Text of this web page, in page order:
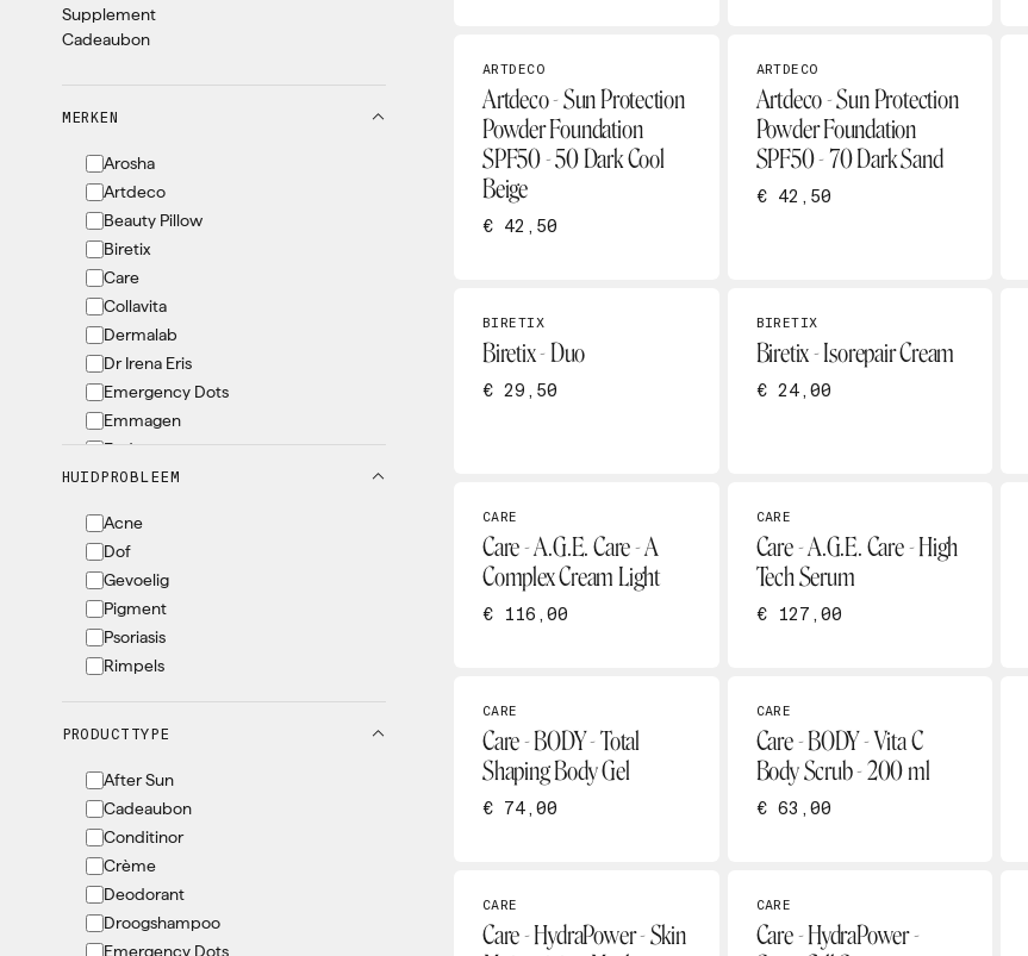
Supplement
Cadeaubon
MERKEN
Arosha
Artdeco
Beauty Pillow
Biretix
Care
Collavita
Dermalab
Dr Irena Eris
Emergency Dots
Emmagen
Endocare
EVY
Heliocare
Heltitude
Instituut Sensy
IOAN
Iraltone
Konjac
Miglot
Oolaboo
OY
PCA
pHformula
Philip Martins
Renophase
HUIDPROBLEEM
Acne
Dof
Gevoelig
Pigment
Psoriasis
Rimpels
PRODUCTTYPE
After Sun
Cadeaubon
Conditinor
Crème
Deodorant
Droogshampoo
Emergency Dots
ARTDECO
Artdeco - Sun Protection
Powder Foundation
SPF50 - 50 Dark Cool
Beige
€ 42,50
ARTDECO
Artdeco - Sun Protection
Powder Foundation
SPF50 - 70 Dark Sand
€ 42,50
BIRETIX
Biretix - Duo
€ 29,50
BIRETIX
Biretix - Isorepair Cream
€ 24,00
CARE
Care - A.G.E. Care - A
Complex Cream Light
€ 116,00
CARE
Care - A.G.E. Care - High
Tech Serum
€ 127,00
CARE
Care - BODY - Total
Shaping Body Gel
€ 74,00
CARE
Care - BODY - Vita C
Body Scrub - 200 ml
€ 63,00
CARE
Care - HydraPower - Skin
CARE
Care - HydraPower -